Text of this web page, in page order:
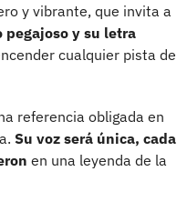
y vibrante, que invita a
pegajoso y su letra
cualquier pista de
referencia obligada en
Su voz será única, cada
en una leyenda de la